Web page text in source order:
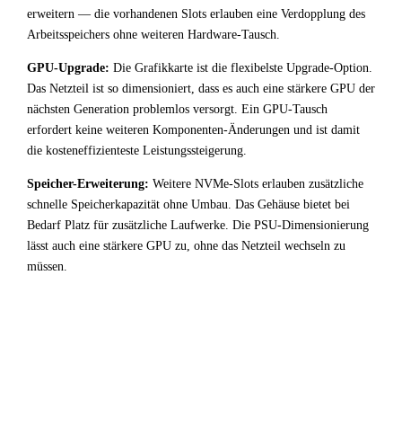
erweitern — die vorhandenen Slots erlauben eine Verdopplung des
Arbeitsspeichers ohne weiteren Hardware-Tausch.
GPU-Upgrade: Die Grafikkarte ist die flexibelste Upgrade-Option.
Das Netzteil ist so dimensioniert, dass es auch eine stärkere GPU der
nächsten Generation problemlos versorgt. Ein GPU-Tausch
erfordert keine weiteren Komponenten-Änderungen und ist damit
die kosteneffizienteste Leistungssteigerung.
Speicher-Erweiterung: Weitere NVMe-Slots erlauben zusätzliche
schnelle Speicherkapazität ohne Umbau. Das Gehäuse bietet bei
Bedarf Platz für zusätzliche Laufwerke. Die PSU-Dimensionierung
lässt auch eine stärkere GPU zu, ohne das Netzteil wechseln zu
müssen.